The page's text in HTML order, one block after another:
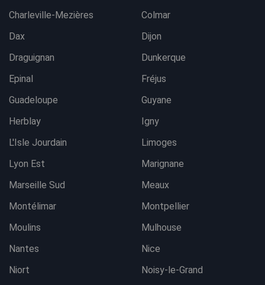
Charleville-Mezières
Colmar
Dax
Dijon
Draguignan
Dunkerque
Epinal
Fréjus
Guadeloupe
Guyane
Herblay
Igny
L'Isle Jourdain
Limoges
Lyon Est
Marignane
Marseille Sud
Meaux
Montélimar
Montpellier
Moulins
Mulhouse
Nantes
Nice
Niort
Noisy-le-Grand